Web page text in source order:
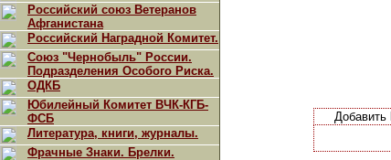
Российский союз Ветеранов
Афганистана
Российский Наградной Комитет.
Союз "Чернобыль" России.
Подразделения Особого Риска.
ОДКБ
Юбилейный Комитет ВЧК-КГБ-
ФСБ
Литература, книги, журналы.
Фрачные Знаки. Брелки.
Добавить